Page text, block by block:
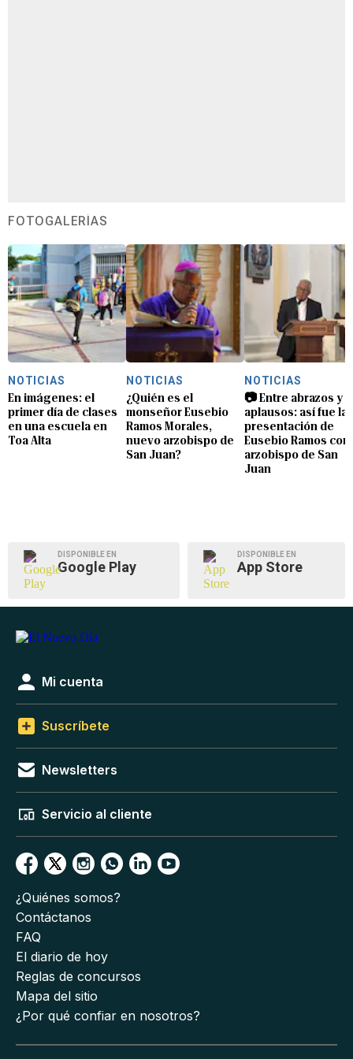
FOTOGALERÍAS
NOTICIAS
En imágenes: el
primer día de clases
en una escuela en
Toa Alta
NOTICIAS
¿Quién es el
monseñor Eusebio
Ramos Morales,
nuevo arzobispo de
San Juan?
NOTICIAS
📷 Entre abrazos y
aplausos: así fue la
presentación de
Eusebio Ramos
arzobispo de San
Juan
DISPONIBLE EN
Google Play
DISPONIBLE EN
App Store
Mi cuenta
Suscríbete
Newsletters
Servicio al cliente
¿Quiénes somos?
Contáctanos
FAQ
El diario de hoy
Reglas de concursos
Mapa del sitio
¿Por qué confiar en nosotros?